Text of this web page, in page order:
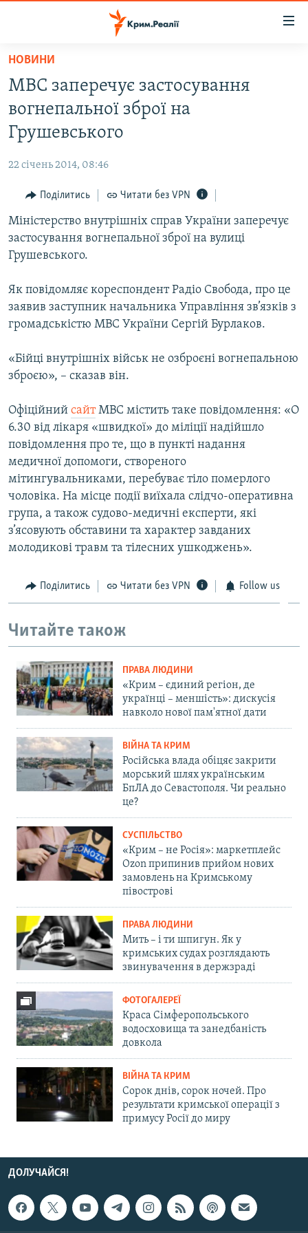
Перейти
основного
матеріалу
Перейти
до
основної
Перейти
пошуку
ВІДЕО ТА ФОТО
БЛОГИ
ПОГЛЯД
ІНТЕРВ'Ю
ВСЕ ЗА ДЕНЬ
ДЕПОРТАЦІЯ
ВІДЕОУРОКИ «ELIFBE»
УКРАЇНСЬКА ПРОБЛЕМА КРИМУ
ЯК ОБІЙТИ БЛОКУВАННЯ
Русский
Qırımtatar
Усі сайти RFE/RL
НОВИНИ
МВС заперечує застосування
вогнепальної зброї на
Грушевського
22 січень 2014, 08:46
Поділитись Читати без VPN
Міністерство внутрішніх справ України заперечує
застосування вогнепальної зброї на вулиці
Грушевського.
Як повідомляє кореспондент Радіо Свобода, про це
заявив заступник начальника Управління зв’язків з
громадськістю МВС України Сергій Бурлаков.
«Бійці внутрішніх військ не озброєні вогнепальною
зброєю», – сказав він.
Офіційний сайтМВС містить таке повідомлення: «О
6.30 від лікаря «швидкої» до міліції надійшло
повідомлення про те, що в пункті надання
медичної допомоги, створеного
мітингувальниками, перебуває тіло померлого
чоловіка. На місце події виїхала слідчо-оперативна
група, а також судово-медичні експерти, які
з’ясовують обставини та характер завданих
молодикові травм та тілесних ушкоджень».
Поділитись Читати без VPN Follow us
Читайте також
ПРАВА ЛЮДИНИ
«Крим – єдиний регіон, де
українці – меншість»: дискусія
навколо нової пам'ятної дати
ВІЙНА ТА КРИМ
Російська влада обіцяє закрити
морський шлях українським
БпЛА до Севастополя. Чи реально
це?
СУСПІЛЬСТВО
«Крим – не Росія»: маркетплейс
Ozon припинив прийом нових
замовлень на Кримському
півострові
ПРАВА ЛЮДИНИ
Мить – і ти шпигун. Як у
кримських судах розглядають
звинувачення в держзраді
ФОТОГАЛЕРЕЇ
Краса Сімферопольського
водосховища та занедбаність
довкола
ВІЙНА ТА КРИМ
Сорок днів, сорок ночей. Про
результати кримської операції з
примусу Росії до миру
ДОЛУЧАЙСЯ!